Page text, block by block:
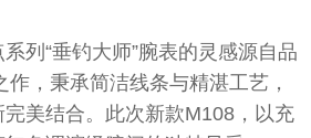
列“垂钓大师”腕表的灵感源自品
，秉承简洁线条与精湛工艺，
美结合。此次新款M108，以充